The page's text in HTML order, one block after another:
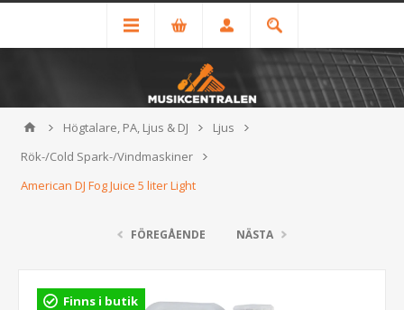
Högtalare, PA, Ljus & DJ
Ljus
Rök-/Cold Spark-/Vindmaskiner
American DJ Fog Juice 5 liter Light
FÖREGÅENDE NÄSTA
Finns i butik